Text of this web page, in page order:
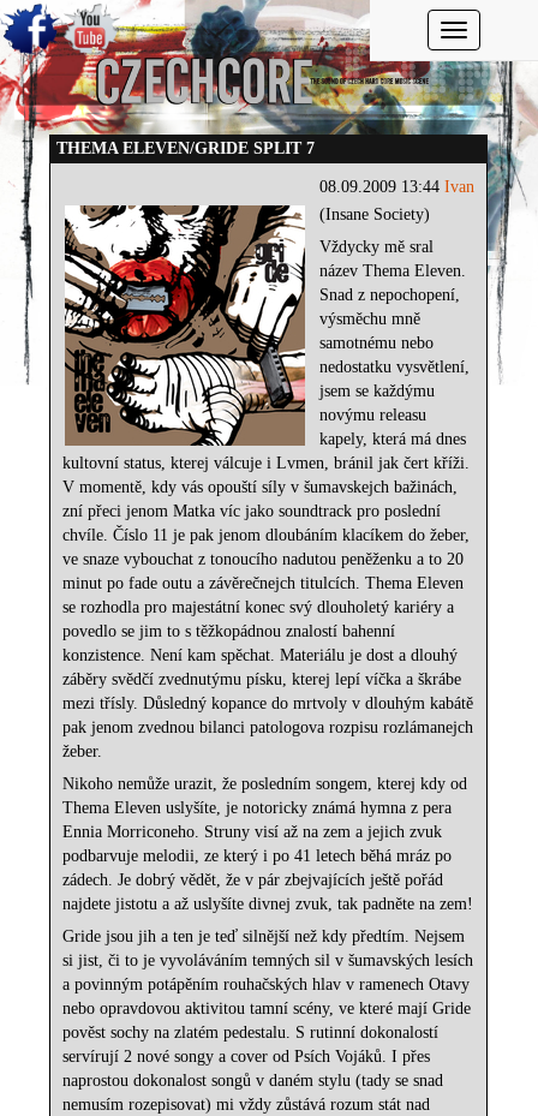
Toggle
THEMA ELEVEN/GRIDE SPLIT 7
08.09.2009 13:44Ivan
(Insane Society)
Vždycky mě sral
název Thema Eleven.
Snad z nepochopení,
výsměchu mně
samotnému nebo
nedostatku vysvětlení,
jsem se každýmu
novýmu releasu
kapely, která má dnes
kultovní status, kterej válcuje i Lvmen, bránil jak čert kříži.
V momentě, kdy vás opouští síly v šumavskejch bažinách,
zní přeci jenom Matka víc jako soundtrack pro poslední
chvíle. Číslo 11 je pak jenom dloubáním klacíkem do žeber,
ve snaze vybouchat z tonoucího nadutou peněženku a to 20
minut po fade outu a závěrečnejch titulcích. Thema Eleven
se rozhodla pro majestátní konec svý dlouholetý kariéry a
povedlo se jim to s těžkopádnou znalostí bahenní
konzistence. Není kam spěchat. Materiálu je dost a dlouhý
záběry svědčí zvednutýmu písku, kterej lepí víčka a škrábe
mezi třísly. Důsledný kopance do mrtvoly v dlouhým kabátě
pak jenom zvednou bilanci patologova rozpisu rozlámanejch
žeber.
Nikoho nemůže urazit, že posledním songem, kterej kdy od
Thema Eleven uslyšíte, je notoricky známá hymna z pera
Ennia Morriconeho. Struny visí až na zem a jejich zvuk
podbarvuje melodii, ze který i po 41 letech běhá mráz po
zádech. Je dobrý vědět, že v pár zbejvajících ještě pořád
najdete jistotu a až uslyšíte divnej zvuk, tak padněte na zem!
Gride jsou jih a ten je teď silnější než kdy předtím. Nejsem
si jist, či to je vyvoláváním temných sil v šumavských lesích
a povinným potápěním rouhačských hlav v ramenech Otavy
nebo opravdovou aktivitou tamní scény, ve které mají Gride
pověst sochy na zlatém pedestalu. S rutinní dokonalostí
servírují 2 nové songy a cover od Psích Vojáků. I přes
naprostou dokonalost songů v daném stylu (tady se snad
nemusím rozepisovat) mi vždy zůstává rozum stát nad